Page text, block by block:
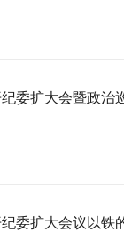
委扩大会暨政治
委扩大会议以铁